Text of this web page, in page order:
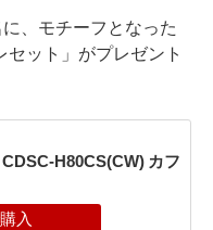
、モチーフとなった
セット」がプレゼント
H80CS(CW) カフ